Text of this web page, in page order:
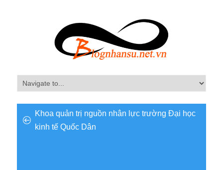
Khoa quản trị nguồn nhân lực trường Đại học
kinh tế Quốc Dân